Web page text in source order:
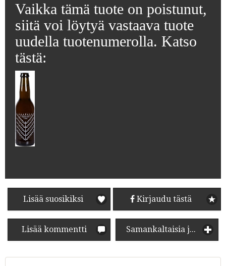
Vaikka tämä tuote on poistunut,
siitä voi löytyä vastaava tuote
uudella tuotenumerolla. Katso
tästä:
Lisää suosikiksi Kirjaudu tästä
Lisää kommentti Samankaltaisia juomia